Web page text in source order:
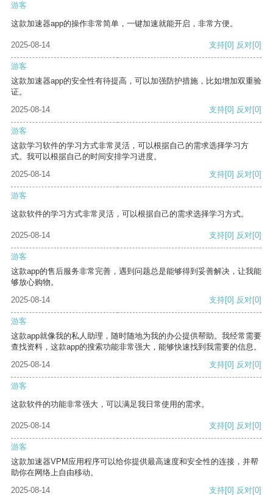
游客
这款加速器app的操作非常简单，一键加速就能开启，非常方便。
2025-08-14 支持[0] 反对[0]
游客
这款加速器app的安全性有待提高，可以加强防护措施，比如增加双重验
证。
2025-08-14
支持[0] 反对[0]
游客
这款学习软件的学习方式非常灵活，可以根据自己的需求选择学习方
式。我可以根据自己的时间安排学习进度。
2025-08-14
支持[0] 反对[0]
游客
这款软件的学习方式非常灵活，可以根据自己的需求选择学习方式。
2025-08-14 支持[0] 反对[0]
游客
这款app的售后服务非常完善，遇到问题总是能够得到妥善解决，让我能
够放心购物。
2025-08-14
支持[0] 反对[0]
游客
这款app就像我的私人助理，随时随地为我的办公提供帮助。我经常需要
查找资料，这款app的搜索功能非常强大，能够快速找到我需要的信息。
2025-08-14
支持[0] 反对[0]
游客
这款软件的功能非常强大，可以满足我日常使用的需求。
2025-08-14 支持[0] 反对[0]
游客
这款加速器VPM应用程序可以给你提供最高速度和安全性的连接，并帮
助你在网络上自由移动。
2025-08-14
支持[0] 反对[0]